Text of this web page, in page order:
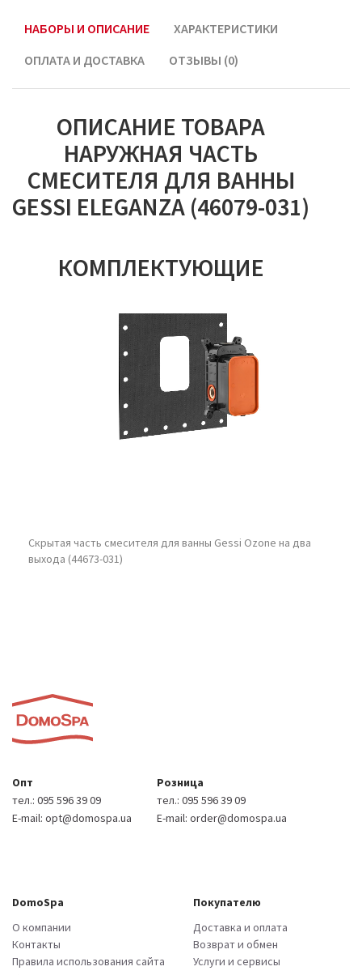
НАБОРЫ И ОПИСАНИЕ
ХАРАКТЕРИСТИКИ
ОПЛАТА И ДОСТАВКА
ОТЗЫВЫ (0)
ОПИСАНИЕ ТОВАРА
НАРУЖНАЯ ЧАСТЬ
СМЕСИТЕЛЯ ДЛЯ ВАННЫ
GESSI ELEGANZA (46079-031)
КОМПЛЕКТУЮЩИЕ
Скрытая часть смесителя для ванны Gessi Ozone на два
выхода (44673-031)
Опт
тел.: 095 596 39 09
E-mail: opt@domospa.ua
Розница
тел.: 095 596 39 09
E-mail: order@domospa.ua
DomoSpa
О компании
Контакты
Правила использования сайта
Покупателю
Доставка и оплата
Возврат и обмен
Услуги и сервисы